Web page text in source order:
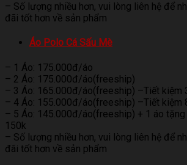
– Số lượng nhiều hơn, vui lòng liên hệ để
đãi tốt hơn về sản phẩm
Áo Polo Cá Sấu Mè
– 1 Áo: 175.000đ/áo
– 2 Áo: 175.000đ/áo(freeship)
– 3 Áo: 165.000đ/áo(freeship) –Tiết kiệm
– 4 Áo: 155.000đ/áo(freeship) –Tiết kiệm
– 5 Áo: 145.000đ/áo(freeship) + 1 áo
150k
– Số lượng nhiều hơn, vui lòng liên hệ để
đãi tốt hơn về sản phẩm